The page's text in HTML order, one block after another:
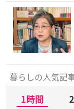
暮らしの人気記
1時間